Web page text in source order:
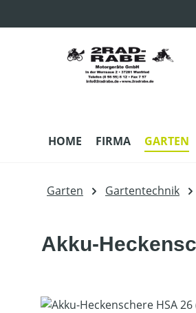
HOME FIRMA GARTEN
Garten Gartentechnik
Akku-
Bildergalerie überspringen